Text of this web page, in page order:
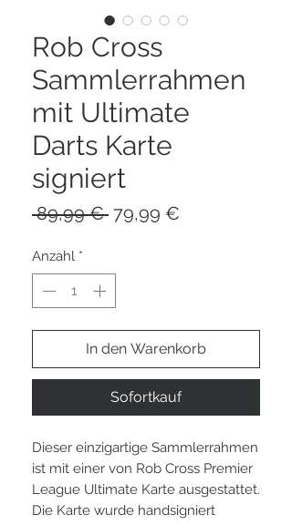
Rob Cross
Sammlerrahmen
mit Ultimate
Darts Karte
signiert
89,99 € Standardpreis
79,99 €
Anzahl *
In den Warenkorb
Sofortkauf
Dieser einzigartige Sammlerrahmen
ist mit einer von Rob Cross Premier
League Ultimate Karte ausgestattet.
Die Karte wurde handsigniert